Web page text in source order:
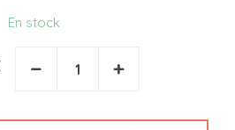
En stock
− +